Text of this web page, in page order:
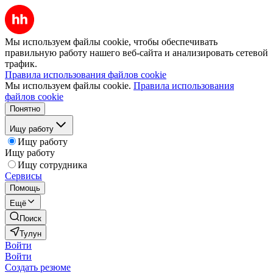
Мы используем файлы cookie, чтобы обеспечивать
правильную работу нашего веб-сайта и анализировать сетевой
трафик.
Правила использования файлов cookie
Мы используем файлы cookie. Правила использования
файлов cookie
Понятно
Ищу работу
Ищу работу
Ищу работу
Ищу сотрудника
Сервисы
Помощь
Ещё
Поиск
Тулун
Войти
Войти
Создать резюме